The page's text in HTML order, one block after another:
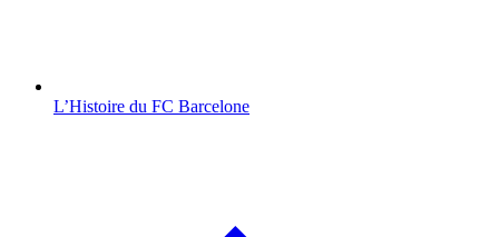
L’Histoire du FC Barcelone